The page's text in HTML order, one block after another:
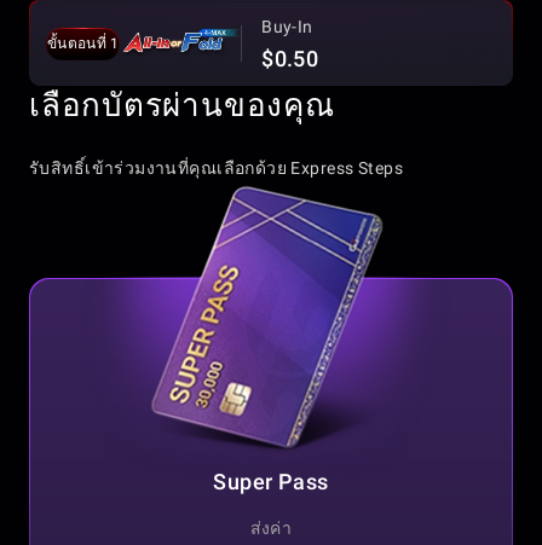
ขั้นตอนที่ 1
Buy-In
$0.50
เลือกบัตรผ่านของคุณ
รับสิทธิ์เข้าร่วมงานที่คุณเลือกด้วย Express Steps
Super Pass
ส่งค่า